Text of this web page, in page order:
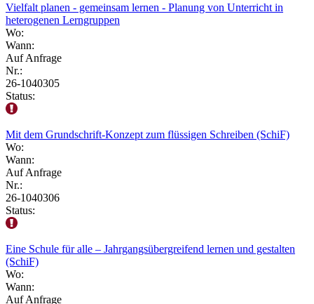
Vielfalt planen - gemeinsam lernen - Planung von Unterricht in
heterogenen Lerngruppen
Wo:
Wann:
Auf Anfrage
Nr.:
26-1040305
Status:
Mit dem Grundschrift-Konzept zum flüssigen Schreiben (SchiF)
Wo:
Wann:
Auf Anfrage
Nr.:
26-1040306
Status:
Eine Schule für alle – Jahrgangsübergreifend lernen und gestalten
(SchiF)
Wo:
Wann:
Auf Anfrage